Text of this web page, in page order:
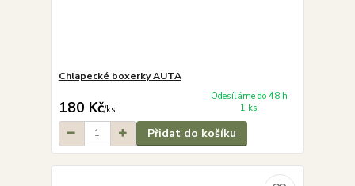
Chlapecké boxerky AUTA
180 Kč/ks
Odesíláme do 48 h
1 ks
Přidat do košíku